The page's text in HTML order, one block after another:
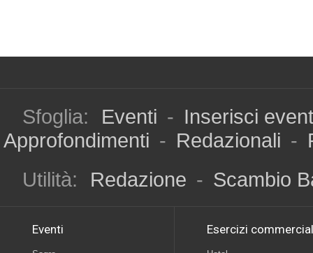
Sfoglia: Eventi - Inserisci
Approfondimenti - Redazionali -
Utilità:
Redazione - Scambio
Eventi Esercizi